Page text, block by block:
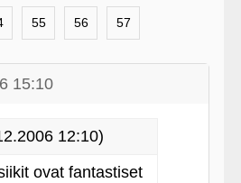
55 56 57
15:10
12:10)
ovat fantastiset